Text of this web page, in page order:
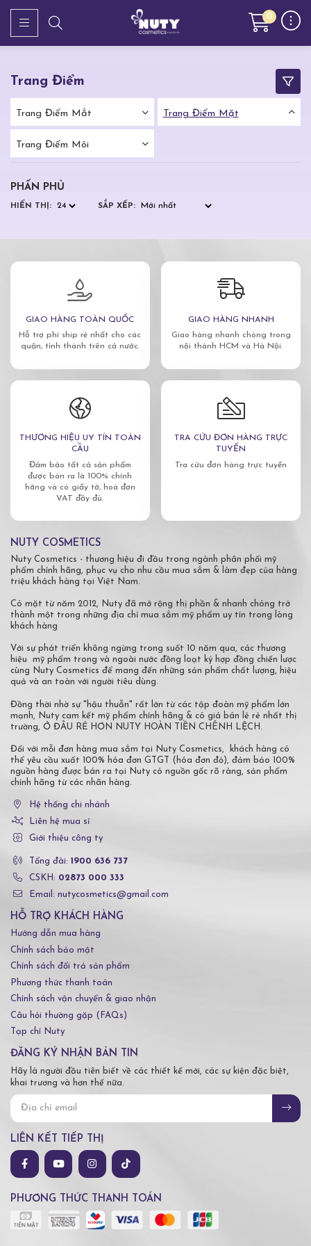
0
Trang Điểm
Trang Điểm Mắt Trang Điểm Mặt
Trang Điểm Môi
PHẤN PHỦ
HIỂN THỊ: SẮP XẾP:
GIAO HÀNG TOÀN QUỐC
Hỗ trợ phí ship rẻ nhất cho các
quận, tỉnh thành trên cả nước.
GIAO HÀNG NHANH
Giao hàng nhanh chóng trong
nội thành HCM và Hà Nội.
THƯƠNG HIỆU UY TÍN TOÀN
CẦU
Đảm bảo tất cả sản phẩm
được bán ra là 100% chính
hãng và có giấy tờ, hoá đơn
VAT đầy đủ.
TRA CỨU ĐƠN HÀNG TRỰC
TUYẾN
Tra cứu đơn hàng trực tuyến
NUTY COSMETICS
Nuty Cosmetics - thương hiệu đi đầu trong ngành phân phối mỹ
phẩm chính hãng, phục vụ cho nhu cầu mua sắm & làm đẹp của hàng
triệu khách hàng tại Việt Nam.
Có mặt từ năm 2012, Nuty đã mở rộng thị phần & nhanh chóng trở
thành một trong những địa chỉ mua sắm mỹ phẩm uy tín trong lòng
khách hàng
Với sự phát triển không ngừng trong suốt 10 năm qua, các thương
hiệu mỹ phẩm trong và ngoài nước đồng loạt ký hợp đồng chiến lược
cùng Nuty Cosmetics để mang đến những sản phẩm chất lượng, hiệu
quả và an toàn với người tiêu dùng.
Đồng thời nhờ sự "hậu thuẫn" rất lớn từ các tập đoàn mỹ phẩm lớn
mạnh, Nuty cam kết mỹ phẩm chính hãng & có giá bán lẻ rẻ nhất thị
trường, Ở ĐÂU RẺ HƠN NUTY HOÀN TIỀN CHÊNH LỆCH.
Đối với mỗi đơn hàng mua sắm tại Nuty Cosmetics, khách hàng có
thể yêu cầu xuất 100% hóa đơn GTGT (hóa đơn đỏ), đảm bảo 100%
nguồn hàng được bán ra tại Nuty có nguồn gốc rõ ràng, sản phẩm
chính hãng từ các nhãn hàng.
Hệ thống chi nhánh
Liên hệ mua sỉ
Giới thiệu công ty
Tổng đài: 1900 636 737
CSKH: 02873 000 333
Email: nutycosmetics@gmail.com
HỖ TRỢ KHÁCH HÀNG
Hướng dẫn mua hàng
Chính sách bảo mật
Chính sách đổi trả sản phẩm
Phương thức thanh toán
Chính sách vận chuyển & giao nhận
Câu hỏi thường gặp (FAQs)
Tạp chí Nuty
ĐĂNG KÝ NHẬN BẢN TIN
Hãy là người đầu tiên biết về các thiết kế mới, các sự kiện đặc biệt,
khai trương và hơn thế nữa.
LIÊN KẾT TIẾP THỊ
PHƯƠNG THỨC THANH TOÁN